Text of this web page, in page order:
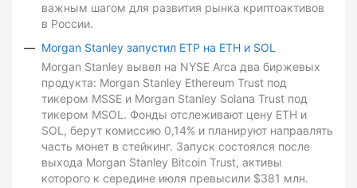
важным шагом для развития рынка криптоактивов
в России.
Morgan Stanley запустил ETP на ETH и SOL
Morgan Stanley вывел на NYSE Arca два биржевых
продукта: Morgan Stanley Ethereum Trust под
тикером MSSE и Morgan Stanley Solana Trust под
тикером MSOL. Фонды отслеживают цену ETH и
SOL, берут комиссию 0,14% и планируют направлять
часть монет в стейкинг. Запуск состоялся после
выхода Morgan Stanley Bitcoin Trust, активы
которого к середине июля превысили $381 млн.